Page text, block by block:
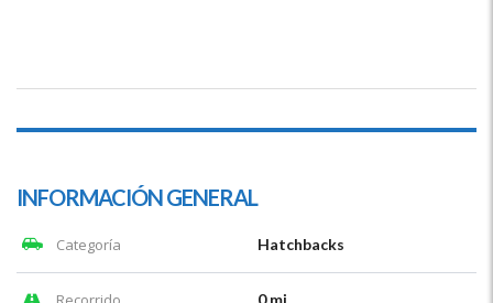
INFORMACIÓN GENERAL
Categoría Hatchbacks
0 mi